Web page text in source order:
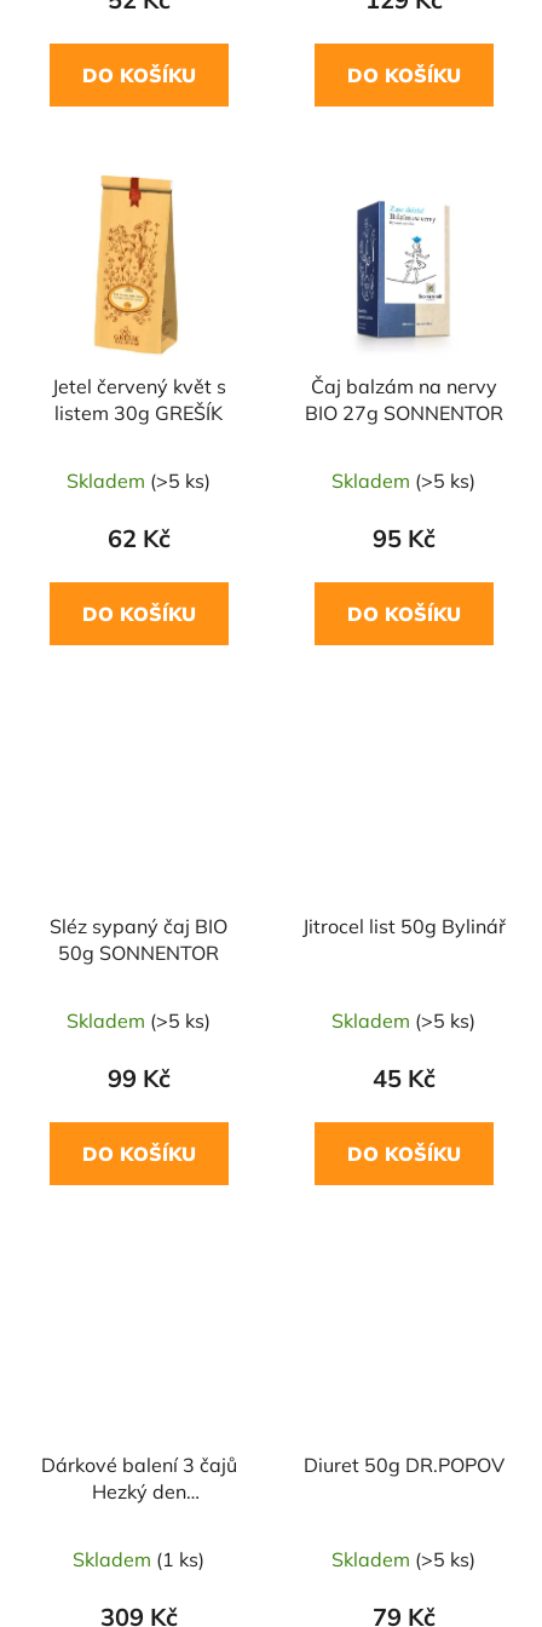
DO KOŠÍKU DO KOŠÍKU
Jetel červený květ s
listem 30g GREŠÍK
Skladem (>5 ks)
62 Kč
DO KOŠÍKU
Čaj balzám na nervy
BIO 27g SONNENTOR
Skladem (>5 ks)
95 Kč
DO KOŠÍKU
Sléz sypaný čaj BIO
50g SONNENTOR
Skladem (>5 ks)
99 Kč
DO KOŠÍKU
Jitrocel list 50g Bylinář
Skladem (>5 ks)
45 Kč
DO KOŠÍKU
Dárkové balení 3 čajů
Hezký den
Skladem (1 ks)
309 Kč
Diuret 50g DR.POPOV
Skladem (>5 ks)
79 Kč